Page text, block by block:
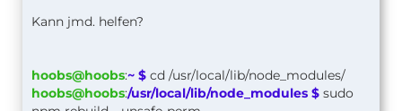
Kann jmd. helfen?
hoobs@hoobs:~ $ cd /usr/local/lib/node_modules/
hoobs@hoobs:/usr/local/lib/node_modules $ sudo